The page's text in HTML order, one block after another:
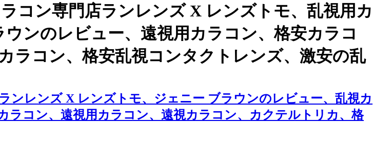
コン専門店ランレンズ X レンズトモ、乱視用カ
ンのレビュー、遠視用カラコン、格安カラコ
ラコン、格安乱視コンタクトレンズ、激安の乱
ンレンズ X レンズトモ、ジェニー ブラウンのレビュー、乱視カ
ラコン、遠視用カラコン、遠視カラコン、カクテルトリカ、格